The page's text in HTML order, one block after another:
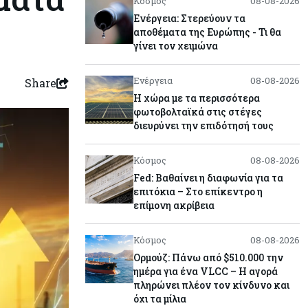
Share
Ενέργεια: Στερεύουν τα
αποθέματα της Ευρώπης - Τι θα
γίνει τον χειμώνα
Ενέργεια 08-08-2026
Η χώρα με τα περισσότερα
φωτοβολταϊκά στις στέγες
διευρύνει την επιδότησή τους
Κόσμος 08-08-2026
Fed: Βαθαίνει η διαφωνία για τα
επιτόκια – Στο επίκεντρο η
επίμονη ακρίβεια
Κόσμος 08-08-2026
Ορμούζ: Πάνω από $510.000 την
ημέρα για ένα VLCC – Η αγορά
πληρώνει πλέον τον κίνδυνο και
όχι τα μίλια